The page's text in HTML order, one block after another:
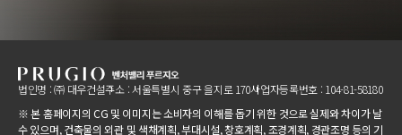
법인명 : ㈜ 대우건설주소 : 서울특별시 중구 을지로 170사업자등록번호 : 104-81-58180
※ 본 홈페이지의 CG 및 이미지는 소비자의 이해를 돕기 위한 것으로 실제와 차이가 날
수 있으며,건축물의 외관 및 색채계획, 부대시설, 창호계획, 조경계획, 경관조명 등의 기